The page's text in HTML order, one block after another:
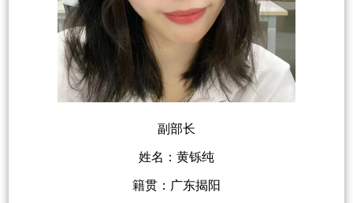
副部长
姓名：黄铄纯
籍贯：广东揭阳